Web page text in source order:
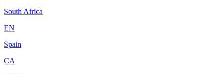
South Africa
EN
Spain
CA